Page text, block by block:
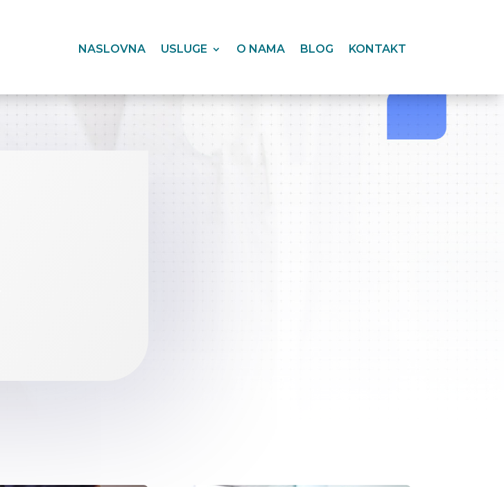
NASLOVNA USLUGE O NAMA BLOG KONTAKT